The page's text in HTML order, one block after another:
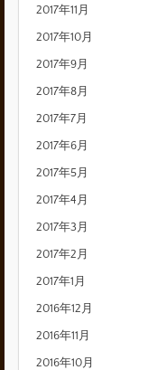
2017年11月
2017年10月
2017年9月
2017年8月
2017年7月
2017年6月
2017年5月
2017年4月
2017年3月
2017年2月
2017年1月
2016年12月
2016年11月
2016年10月